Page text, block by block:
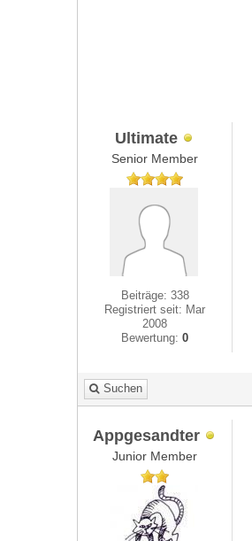
Ultimate
Senior Member
Beiträge: 338
Registriert seit: Mar
2008
Bewertung:0
Suchen
Appgesandter
Junior Member